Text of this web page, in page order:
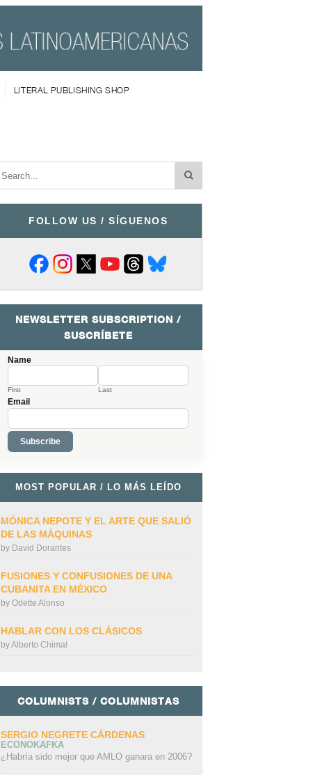
LITERAL PUBLISHING SHOP
FOLLOW US / SÍGUENOS
NEWSLETTER SUBSCRIPTION /
SUSCRÍBETE
Name
First Last
Email
MOST POPULAR / LO MÁS LEÍDO
MÓNICA NEPOTE Y EL ARTE QUE SALIÓ
DE LAS MÁQUINAS
by David Dorantes
FUSIONES Y CONFUSIONES DE UNA
CUBANITA EN MÉXICO
by Odette Alonso
HABLAR CON LOS CLÁSICOS
byAlberto Chimal
COLUMNISTS / COLUMNISTAS
SERGIO NEGRETE CÁRDENAS
ECONOKAFKA
¿Habría sido mejor que AMLO ganara en 2006?